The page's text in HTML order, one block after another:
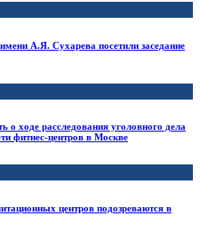
А.Я. Сухарева посетили заседание
о ходе расследования уголовного дела
фитнес-центров в Москве
центров подозреваются в